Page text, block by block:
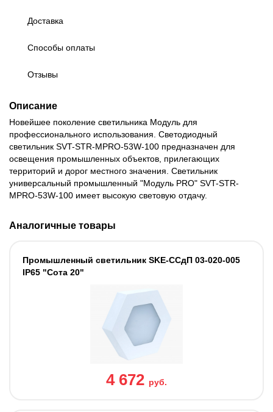
Доставка
Способы оплаты
Отзывы
Описание
Новейшее поколение светильника Модуль для
профессионального использования. Светодиодный
светильник SVT-STR-MPRO-53W-100 предназначен для
освещения промышленных объектов, прилегающих
территорий и дорог местного значения. Cветильник
универсальный промышленный "Модуль PRO" SVT-STR-
MPRO-53W-100 имеет высокую световую отдачу.
Аналогичные товары
Промышленный светильник SKE-ССдП 03-020-005
IP65 "Сота 20"
4 672 руб.